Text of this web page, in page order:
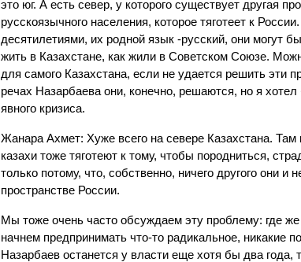
это юг. А есть север, у которого существует другая
русскоязычного населения, которое тяготеет к
десятилетиями, их родной язык -русский, они могут
жить в Казахстане, как жили в Советском Союзе.
для самого Казахстана, если не удается решить эти
речах Назарбаева они, конечно, решаются, но я
явного кризиса.
Жанара Ахмет: Хуже всего на севере Казахстана. Там
казахи тоже тяготеют к тому, чтобы породниться,
только потому, что, собственно, ничего другого они
пространстве России.
Мы тоже очень часто обсуждаем эту проблему: где
начнем предпринимать что-то радикальное, никакие
Назарбаев останется у власти еще хотя бы два года,